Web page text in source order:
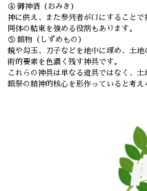
④ 御神酒（おみき）
神に供え、また参列者が口にすること
同体の結束を強める役割もあります。
⑤ 鎮物（しずめもの）
鏡や勾玉、刀子などを地中に埋め、土
術的要素を色濃く残す神具です。
これらの神具は単なる道具ではなく、
鎮祭の精神的核心を形作っていると考え